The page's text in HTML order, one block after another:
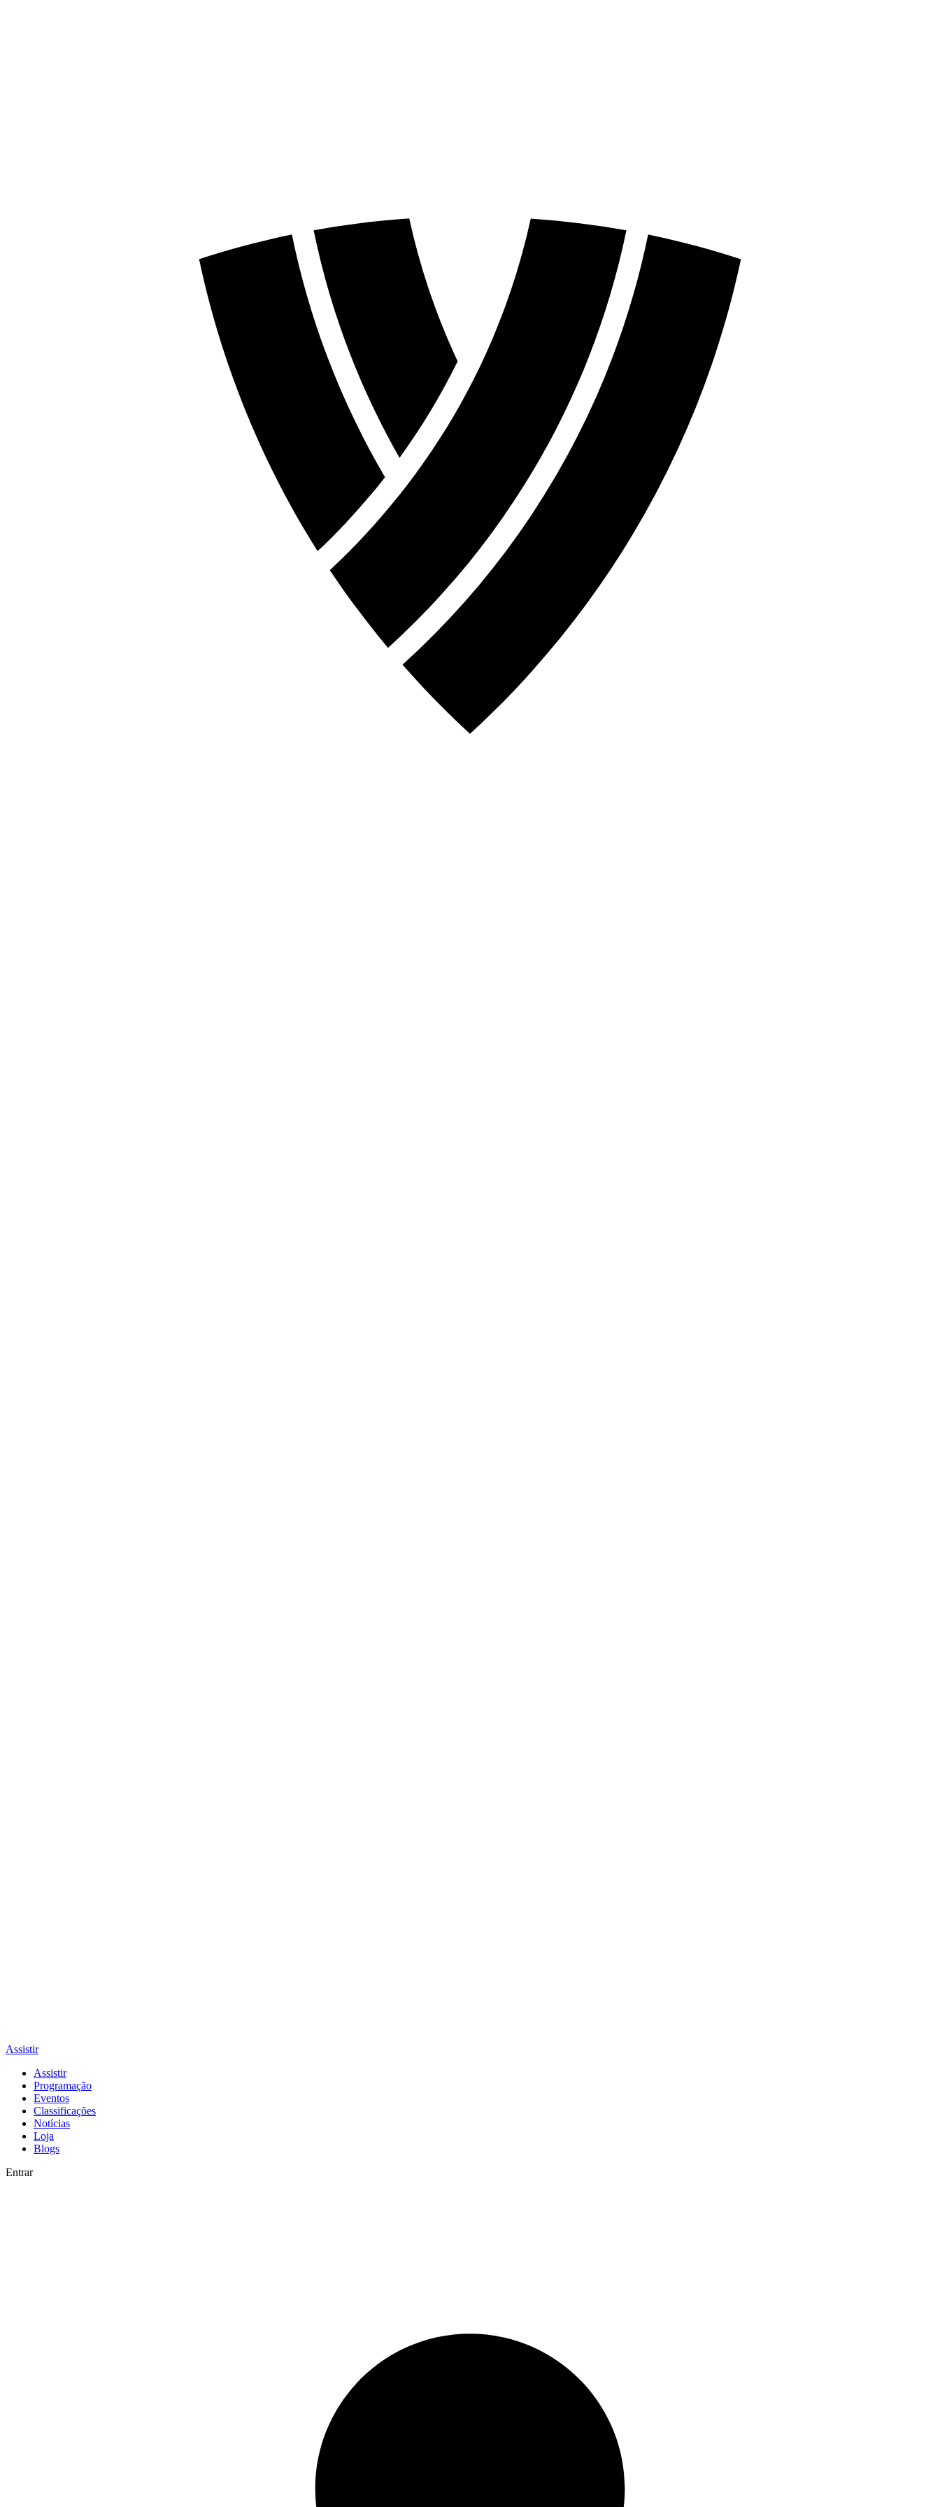
Assistir
Assistir
Programação
Eventos
Classificações
Notícias
Loja
Blogs
Entrar